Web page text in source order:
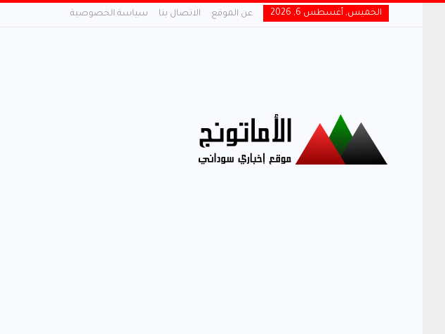
الخميس, أغسطس 6, 2026 عن الموقع الاتصال بنا سياسة الخصوصية